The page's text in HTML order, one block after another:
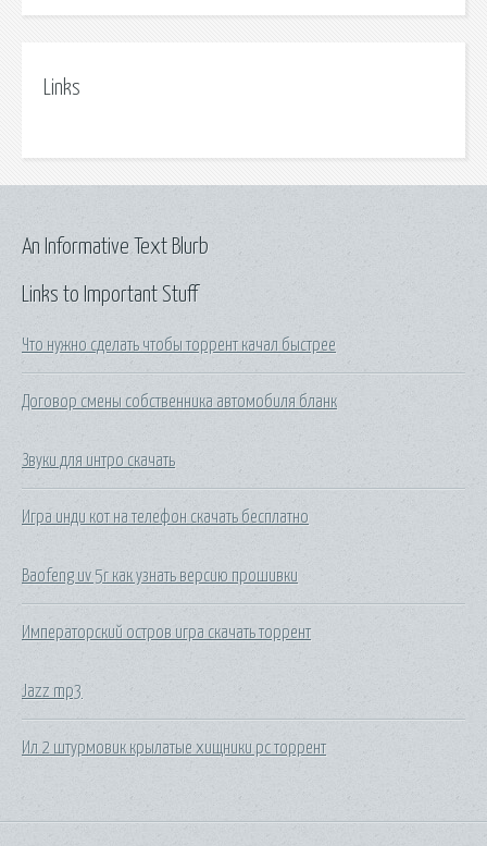
Links
Links to Important Stuff
Что нужно сделать чтобы торрент качал быстрее
Договор смены собственника автомобиля бланк
Звуки для интро скачать
Игра инди кот на телефон скачать бесплатно
Baofeng uv 5r как узнать версию прошивки
Императорский остров игра скачать торрент
Jazz mp3
Ил 2 штурмовик крылатые хищники pc торрент
An Informative Text Blurb